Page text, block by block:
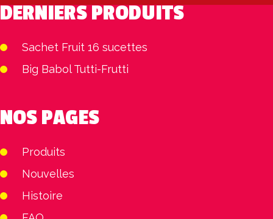
DERNIERS PRODUITS
Sachet Fruit 16 sucettes
Big Babol Tutti-Frutti
NOS PAGES
Produits
Nouvelles
Histoire